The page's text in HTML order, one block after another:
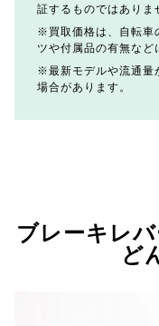
証するものではありま
買取価格は、自転車
ツや付属品の有無など
最新モデルや流通量
場合があります。
ブレーキレ
ど